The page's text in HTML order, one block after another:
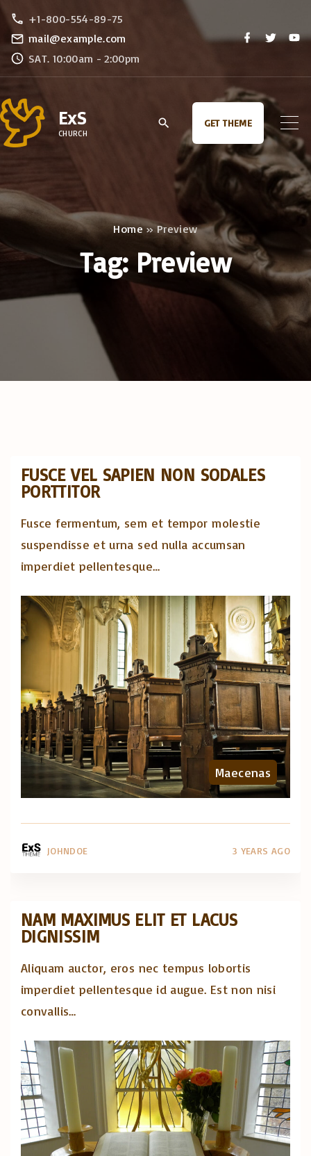
S
p
o
c
n
t
n
+1-800-554-89-75
mail@example.com
SAT. 10:00am - 2:00pm
f
b
o
o
t
t
y
u
ExS
CHURCH
GET THEME
Home»Preview
Tag:Preview
FUSCE VEL SAPIEN NON SODALES
PORTTITOR
Fusce fermentum, sem et tempor molestie
suspendisse et urna sed nulla accumsan
imperdiet pellentesque…
Maecenas
JOHNDOE 3 YEARS AGO
NAM MAXIMUS ELIT ET LACUS
DIGNISSIM
Aliquam auctor, eros nec tempus lobortis
imperdiet pellentesque id augue. Est non nisi
convallis…